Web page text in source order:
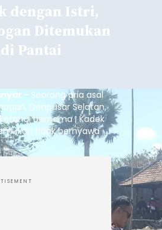
dengan Istri,
Ditemukan
Pantai
- Seorang pria asal
Denpasar Selatan,
bernama I Kadek
tidak bernyawa di
Sukawati.